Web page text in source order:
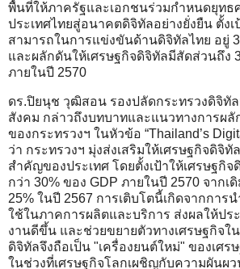
พื้นที่ให้ภาครัฐและเอกชนร่วมกำหนดยุทธ
ประเทศไทยสู่อนาคตดิจิทัลอย่างยั่งยืน ตั้ง
สามารถในการแข่งขันด้านดิจิทัลไทย อยู่
และผลักดันให้เศรษฐกิจดิจิทัลมีสัดส่วนถึง
ภายในปี 2570
ดร.ปิยนุช วุฒิสอน รองปลัดกระทรวงดิจิทัล
สังคม กล่าวถึงบทบาทและแนวทางการผลั
ของกระทรวงฯ ในหัวข้อ “Thailand’s
ว่า กระทรวงฯ มุ่งส่งเสริมให้เศรษฐกิจดิจิ
สำคัญของประเทศ โดยตั้งเป้าให้เศรษฐกิ
กว่า 30% ของ GDP ภายในปี 2570 จาก
25% ในปี 2567 การเติบโตนี้เกิดจากการ
ใช้ในภาคการผลิตและบริการ ส่งผลให้ปร
งานดีขึ้น และช่วยขยายตัวทางเศรษฐกิจใ
ดิจิทัลจึงถือเป็น "เครื่องยนต์ใหม่" ของเศร
ในช่วงที่เศรษฐกิจโลกเผชิญกับความผันผ